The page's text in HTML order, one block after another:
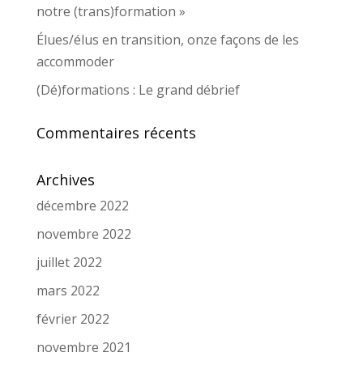
notre (trans)formation »
Élues/élus en transition, onze façons de les
accommoder
(Dé)formations : Le grand débrief
Commentaires récents
Archives
décembre 2022
novembre 2022
juillet 2022
mars 2022
février 2022
novembre 2021